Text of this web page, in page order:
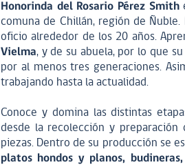
Honorinda del Rosario Pérez Smith
comuna de Chillán, región de
oficio alrededor de los 20 años.
Vielma, y de su abuela, por lo que
por al menos tres generaciones.
trabajando hasta la actualidad.
Conoce y domina las distintas
desde la recolección y preparación
piezas. Dentro de su producción se
platos hondos y planos,